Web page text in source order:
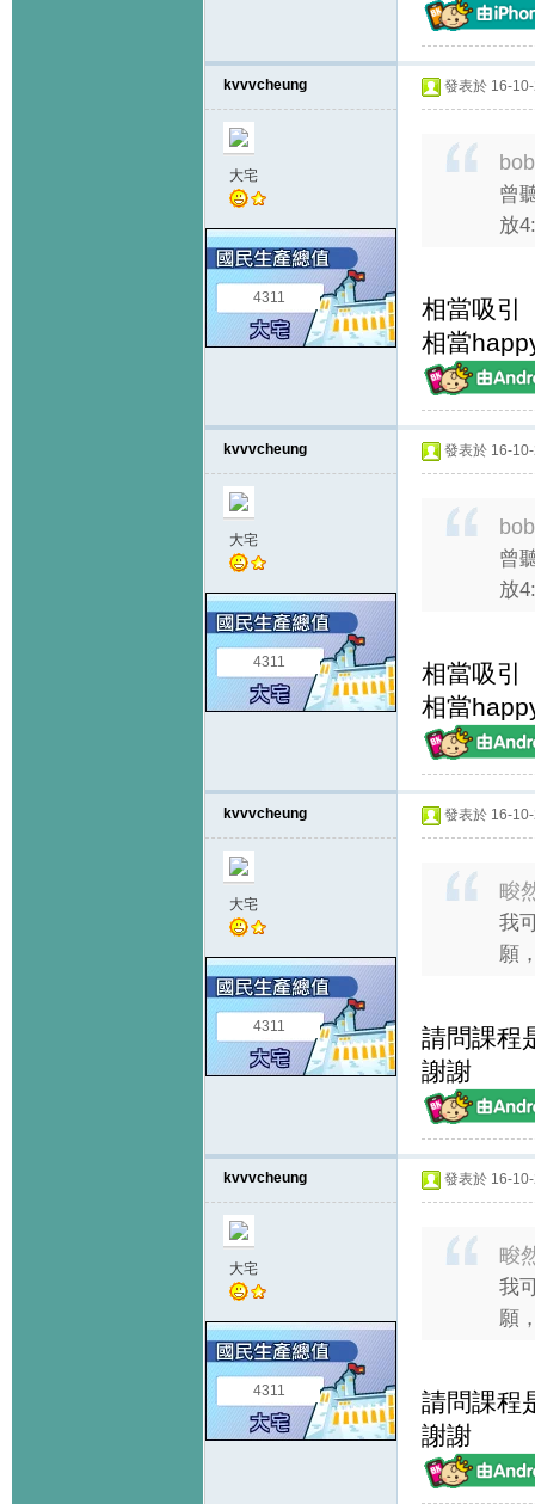
kvvvcheung
大宅
4311
發表於 16-
曾
放
相當吸引
相當
kvvvcheung
大宅
4311
發表於 16-
曾
放
相當吸引
相當
kvvvcheung
大宅
4311
發表於 16-
畯
我
願
請問課程
謝謝
kvvvcheung
大宅
4311
發表於 16-
畯
我
願
請問課程
謝謝